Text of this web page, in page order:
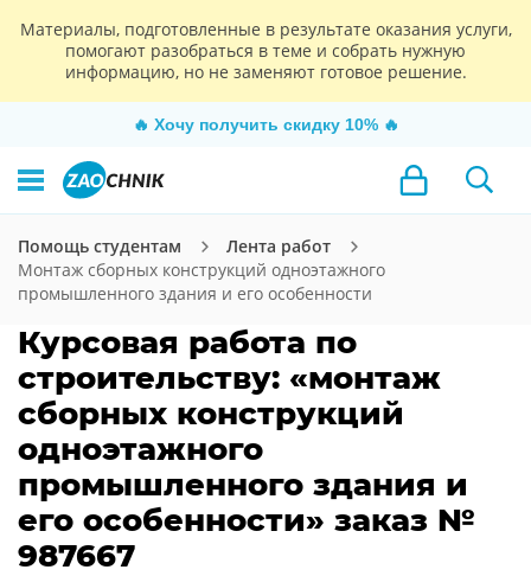
Материалы, подготовленные в результате оказания услуги,
помогают разобраться в теме и собрать нужную
информацию, но не заменяют готовое решение.
🔥 Хочу получить скидку 10% 🔥
Помощь студентам
Лента работ
Монтаж сборных конструкций одноэтажного
промышленного здания и его особенности
Курсовая работа по
строительству: «монтаж
сборных конструкций
одноэтажного
промышленного здания и
его особенности» заказ №
987667